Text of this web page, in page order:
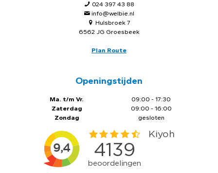
024 397 43 88
info@welbie.nl
Hulsbroek 7
6562 JG Groesbeek
Plan Route
Openingstijden
Ma. t/m Vr.
Zaterdag
Zondag
09:00 - 17:30
09:00 - 16:00
gesloten